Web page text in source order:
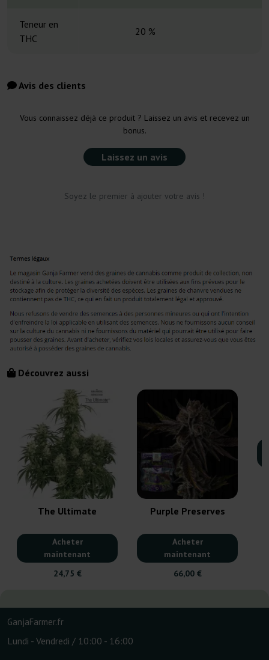
Teneur en
THC
20 %
Avis des clients
Vous connaissez déjà ce produit ? Laissez un avis et recevez un
bonus.
Laissez un avis
Soyez le premier à ajouter votre avis !
Découvrez aussi
The Ultimate
Acheter
maintenant
24,75 €
Purple Preserves
Acheter
maintenant
66,00 €
GanjaFarmer.fr
Lundi - Vendredi / 10:00 - 16:00